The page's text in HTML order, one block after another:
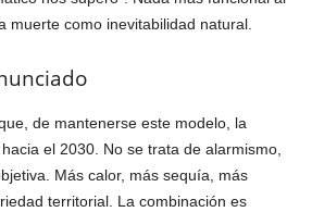
muerte como inevitabilidad natural.
de mantenerse este modelo, la
el 2030. No se trata de alarmismo,
Más calor, más sequía, más
territorial. La combinación es